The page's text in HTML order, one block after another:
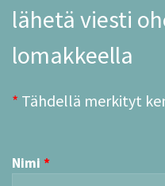
lähetä viesti
lomakkeella
* Tähdellä merkityt
Nimi